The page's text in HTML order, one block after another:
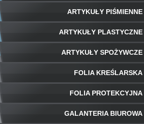
ARTYKUŁY PIŚMIENNE
ARTYKUŁY PLASTYCZNE
ARTYKUŁY SPOŻYWCZE
FOLIA KREŚLARSKA
FOLIA PROTEKCYJNA
GALANTERIA BIUROWA